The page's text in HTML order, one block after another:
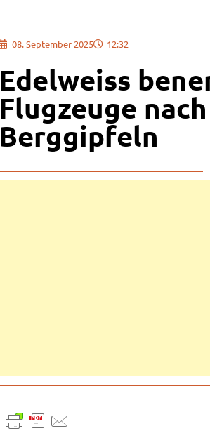
08. September 2025 12:32
Edelweiss
Flugzeuge
Berggipfeln